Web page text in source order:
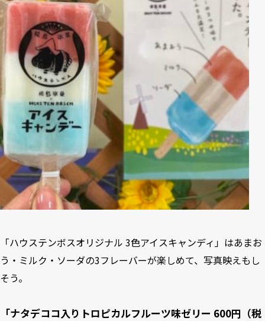
「ハウステンボスオリジナル 3色アイスキャンディ」はあまお
う・ミルク・ソーダの3フレーバーが楽しめて、写真映えもし
そう。
「ナタデココ入りトロピカルフルーツ味ゼリー 600円（税